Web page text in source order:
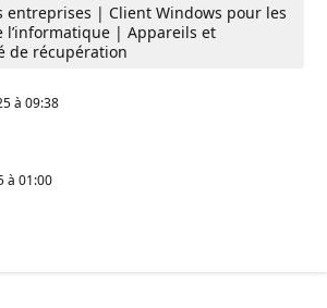
entreprises | Client Windows pour les
l’informatique | Appareils et
de récupération
à 09:38
à 01:00